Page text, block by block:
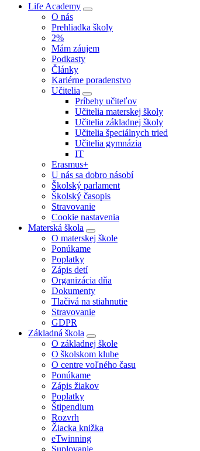
Life Academy
O nás
Prehliadka školy
2%
Mám záujem
Podkasty
Články
Kariérne poradenstvo
Učitelia
Príbehy učiteľov
Učitelia materskej školy
Učitelia základnej školy
Učitelia špeciálnych tried
Učitelia gymnázia
IT
Erasmus+
U nás sa dobro násobí
Školský parlament
Školský časopis
Stravovanie
Cookie nastavenia
Materská škola
O materskej škole
Ponúkame
Poplatky
Zápis detí
Organizácia dňa
Dokumenty
Tlačivá na stiahnutie
Stravovanie
GDPR
Základná škola
O základnej škole
O školskom klube
O centre voľného času
Ponúkame
Zápis žiakov
Poplatky
Štipendium
Rozvrh
Žiacka knižka
eTwinning
Suplovanie